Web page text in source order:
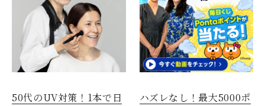
50代のUV対策！1本で日
ハズレなし！最大5000ポ